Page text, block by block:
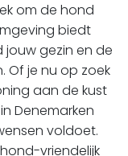
om de hond
biedt
gezin en de
Of je nu op zoek
aan de kust
Denemarken
voldoet.
vriendelijk